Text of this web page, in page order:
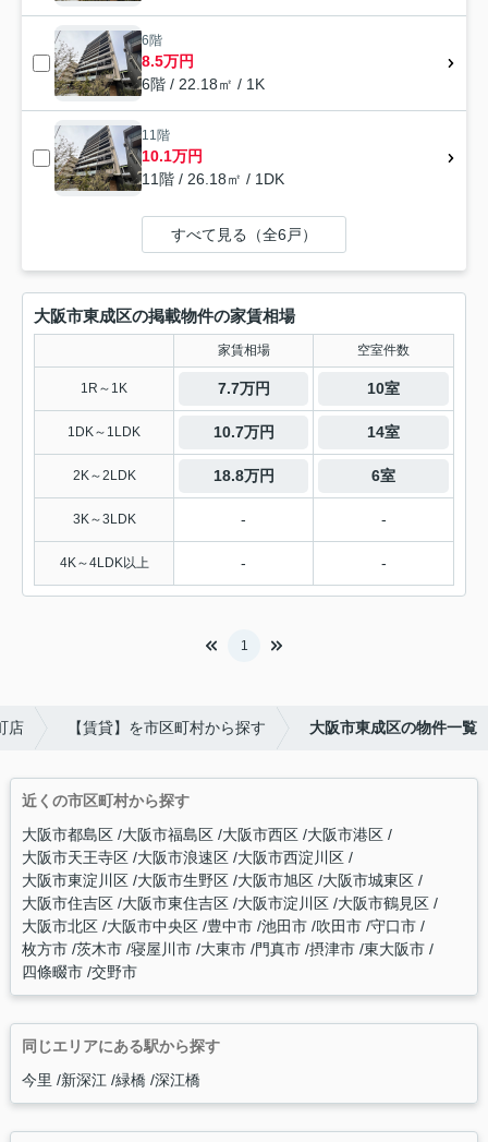
6階
8.5万円
6階 / 22.18㎡ / 1K
11階
10.1万円
11階 / 26.18㎡ / 1DK
すべて見る（全6戸）
大阪市東成区の掲載物件の家賃相場
家賃相場 空室件数
1R～1K 7.7万円 10室
1DK～1LDK 10.7万円 14室
2K～2LDK 18.8万円 6室
3K～3LDK - -
4K～4LDK以上 - -
1
店 【賃貸】を市区町村から探す 大阪市東成区の物件一覧
近くの市区町村から探す
大阪市都島区 大阪市福島区 大阪市西区 大阪市港区
大阪市天王寺区 大阪市浪速区 大阪市西淀川区
大阪市東淀川区 大阪市生野区 大阪市旭区 大阪市城東区
大阪市住吉区 大阪市東住吉区 大阪市淀川区 大阪市鶴見区
大阪市北区 大阪市中央区 豊中市 池田市 吹田市 守口市
枚方市 茨木市 寝屋川市 大東市 門真市 摂津市 東大阪市
四條畷市 交野市
同じエリアにある駅から探す
今里
新深江 緑橋 深江橋